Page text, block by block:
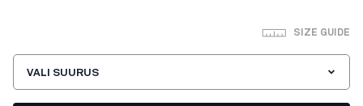
SIZE GUIDE
VALI SUURUS